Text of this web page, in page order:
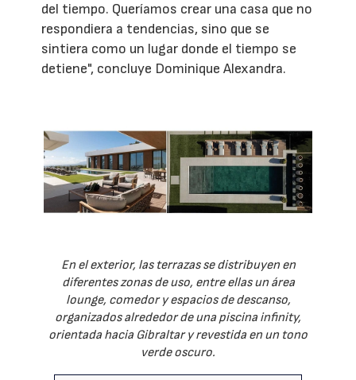
del tiempo. Queríamos crear una casa que no
respondiera a tendencias, sino que se
sintiera como un lugar donde el tiempo se
detiene", concluye Dominique Alexandra.
En el exterior, las terrazas se distribuyen en
diferentes zonas de uso, entre ellas un área
lounge, comedor y espacios de descanso,
organizados alrededor de una piscina infinity,
orientada hacia Gibraltar y revestida en un tono
verde oscuro.